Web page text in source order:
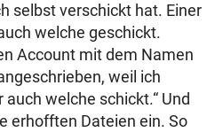
selbst verschickt hat. Einer
welche geschickt.
Account mit dem Namen
weil ich
welche schickt.“ Und
erhofften Dateien ein. So